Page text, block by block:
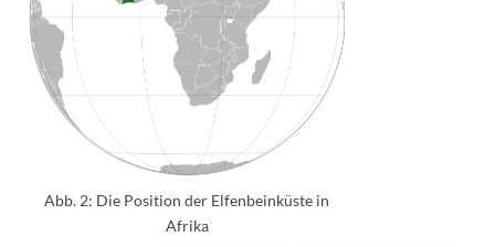
Abb. 2: Die Position der Elfenbeinküste in
Afrika